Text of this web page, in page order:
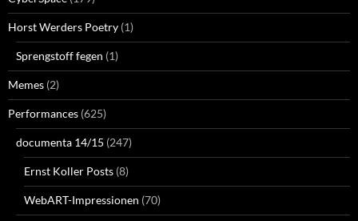
Horst Werders Poetry (1)
Sprengstoff fegen (1)
Memes (2)
Performances (625)
documenta 14/15 (247)
Ernst Koller Posts (8)
WebART-Impressionen (70)